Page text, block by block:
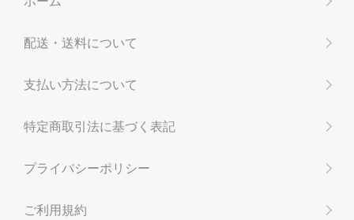
配送・送料について
支払い方法について
特定商取引法に基づく表記
プライバシーポリシー
ご利用規約